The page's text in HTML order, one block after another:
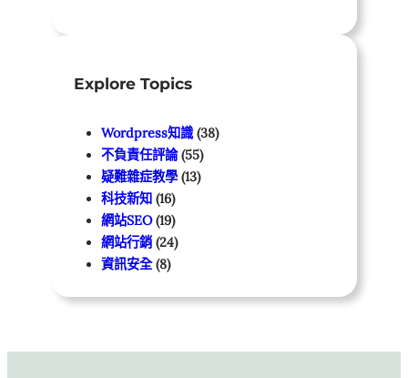
Explore Topics
Wordpress知識 (38)
不負責任評論(55)
疑難雜症教學 (13)
科技新知 (16)
網站SEO(19)
網站行銷 (24)
資訊安全(8)